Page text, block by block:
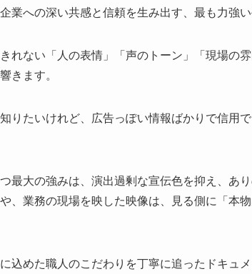
業への深い共感と信頼を生み出す、最も力強い
れない「人の表情」「声のトーン」「現場の
きます。
知りたいけれど、広告っぽい情報ばかりで信用
最大の強みは、演出過剰な宣伝色を抑え、あ
、業務の現場を映した映像は、見る側に「本
込めた職人のこだわりを丁寧に追ったドキュ